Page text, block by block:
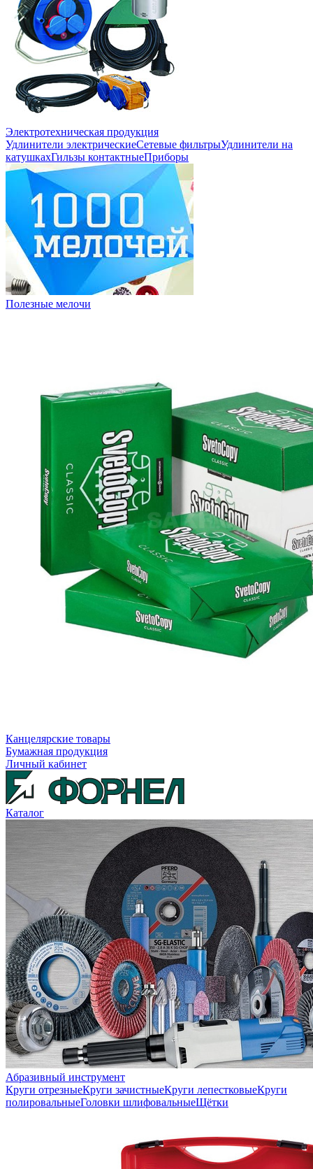
Электротехническая продукция
Удлинители электрическиеСетевые фильтрыУдлинители на
катушкахГильзы контактныеПриборы
Полезные мелочи
Канцелярские товары
Бумажная продукция
Личный кабинет
Каталог
Абразивный инструмент
Круги отрезныеКруги зачистныеКруги лепестковыеКруги
полировальныеГоловки шлифовальныеЩётки